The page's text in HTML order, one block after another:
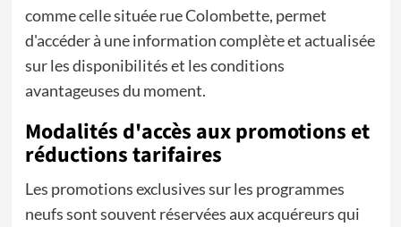
comme celle située rue Colombette, permet
d'accéder à une information complète et actualisée
sur les disponibilités et les conditions
avantageuses du moment.
Modalités d'accès aux promotions et
réductions tarifaires
Les promotions exclusives sur les programmes
neufs sont souvent réservées aux acquéreurs qui